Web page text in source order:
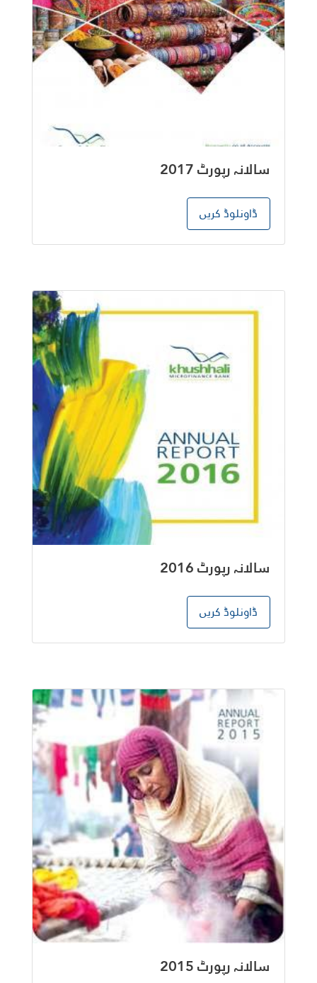
سالانہ رپورٹ 2017
ڈاونلوڈ کریں
سالانہ رپورٹ 2016
ڈاونلوڈ کریں
سالانہ رپورٹ 2015